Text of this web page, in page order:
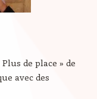
de place » de
avec des